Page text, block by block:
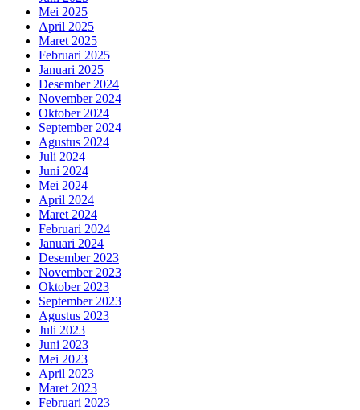
Mei 2025
April 2025
Maret 2025
Februari 2025
Januari 2025
Desember 2024
November 2024
Oktober 2024
September 2024
Agustus 2024
Juli 2024
Juni 2024
Mei 2024
April 2024
Maret 2024
Februari 2024
Januari 2024
Desember 2023
November 2023
Oktober 2023
September 2023
Agustus 2023
Juli 2023
Juni 2023
Mei 2023
April 2023
Maret 2023
Februari 2023